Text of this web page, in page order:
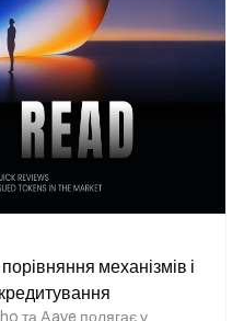
механізмів і
та Aave полягає у